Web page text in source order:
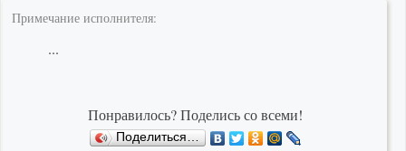
Примечание исполнителя:
...
Понравилось? Поделись со всеми!
Поделиться…